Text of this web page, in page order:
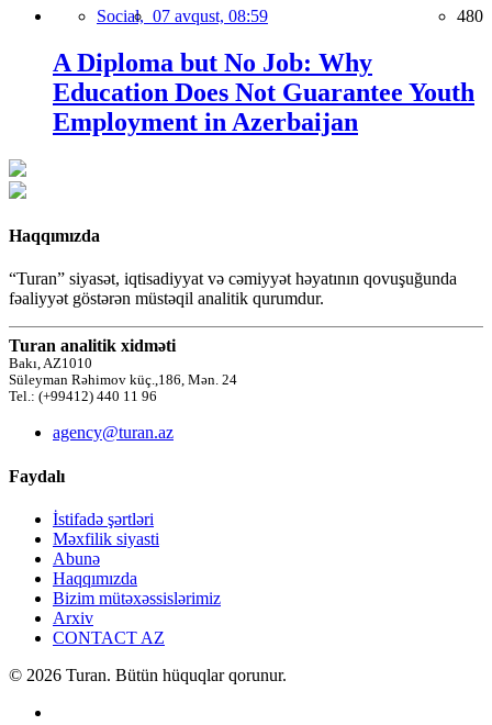
Social, 07 avqust, 08:59 480
A Diploma but No Job: Why
Education Does Not Guarantee Youth
Employment in Azerbaijan
Haqqımızda
“Turan” siyasət, iqtisadiyyat və cəmiyyət həyatının qovuşuğunda
fəaliyyət göstərən müstəqil analitik qurumdur.
Turan analitik xidməti
Bakı, AZ1010
Süleyman Rəhimov küç.,186, Mən. 24
Tel.: (+99412) 440 11 96
agency@turan.az
Faydalı
İstifadə şərtləri
Məxfilik siyasti
Abunə
Haqqımızda
Bizim mütəxəssislərimiz
Arxiv
CONTACT AZ
© 2026 Turan. Bütün hüquqlar qorunur.